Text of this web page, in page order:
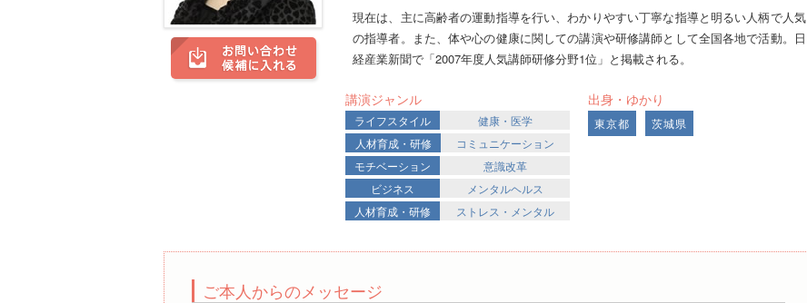
現在は、主に高齢者の運動指導を行い、わかりやすい丁寧な指導と明るい人柄で人気
の指導者。また、体や心の健康に関しての講演や研修講師として全国各地で活動。日
経産業新聞で「2007年度人気講師研修分野1位」と掲載される。
講演ジャンル
ライフスタイル
健康・医学
人材育成・研修
コミュニケーション
モチベーション
意識改革
ビジネス
メンタルヘルス
人材育成・研修
ストレス・メンタル
出身・ゆかり
東京都 茨城県
ご本人からのメッセージ